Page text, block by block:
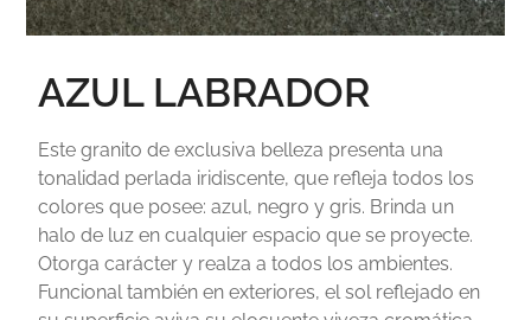
AZUL LABRADOR
Este granito de exclusiva belleza presenta una
tonalidad perlada iridiscente, que refleja todos los
colores que posee: azul, negro y gris. Brinda un
halo de luz en cualquier espacio que se proyecte.
Otorga carácter y realza a todos los ambientes.
Funcional también en exteriores, el sol reflejado en